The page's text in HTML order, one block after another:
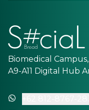
Biomedical
A9-A11 Digital Hub